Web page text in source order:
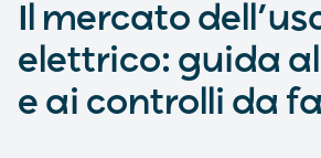
Il mercato
elettrico: guida
e ai controlli da